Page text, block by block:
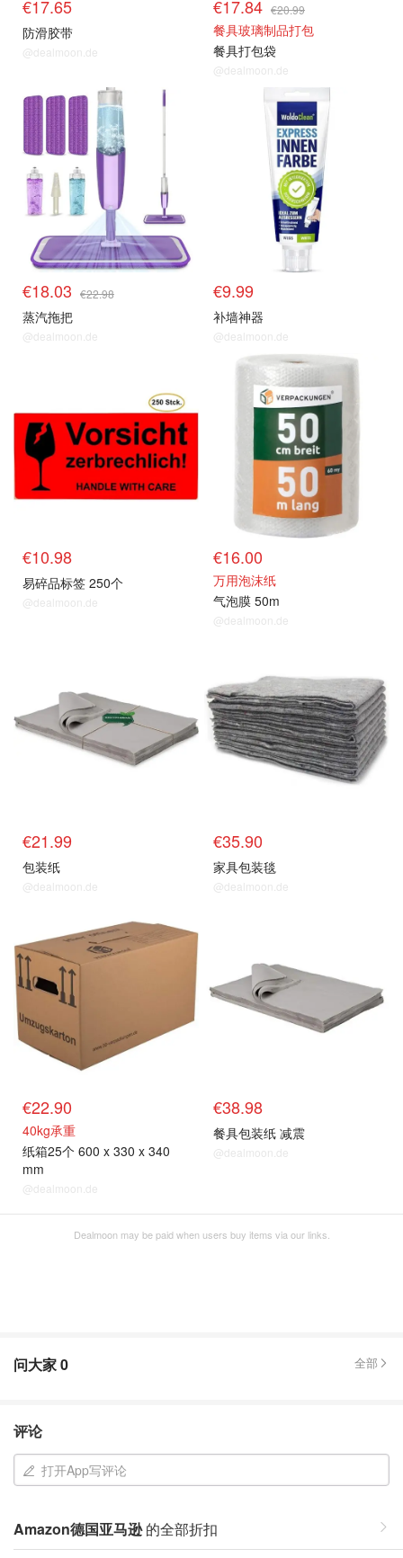
€17.65
防滑胶带
@dealmoon.de
€17.84 €20.99
餐具玻璃制品打包
餐具打包袋
@dealmoon.de
€18.03 €22.98
蒸汽拖把
@dealmoon.de
€9.99
补墙神器
@dealmoon.de
€10.98
易碎品标签 250个
@dealmoon.de
€16.00
万用泡沫纸
气泡膜 50m
@dealmoon.de
€21.99
包装纸
@dealmoon.de
€35.90
家具包装毯
@dealmoon.de
€22.90
40kg承重
纸箱25个 600 x 330 x 340
mm
@dealmoon.de
€38.98
餐具包装纸 减震
@dealmoon.de
Dealmoon may be paid when users buy items via our links.
问大家0 全部
评论
打开App写评论
Amazon德国亚马逊的全部折扣